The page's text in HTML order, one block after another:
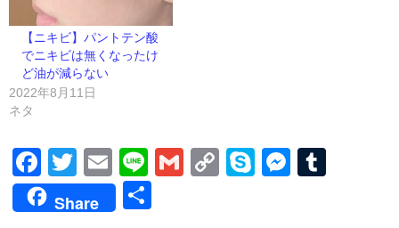
【ニキビ】パントテン酸
でニキビは無くなったけ
ど油が減らない
2022年8月11日
ネタ
Facebook
Twitter
EmailLineGmailCopySkype
Share